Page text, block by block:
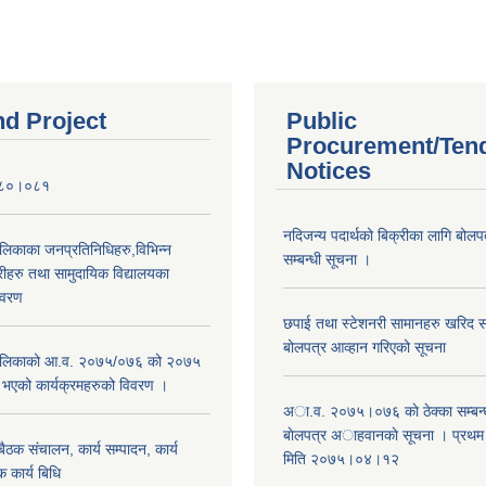
Project
जनप्रतिनिधिहरु,विभिन्न
तथा सामुदायिक विद्यालयका
आ.व. २०७५/०७६ को २०७५
भएको कार्यक्रमहरुको विवरण ।
संचालन, कार्य सम्पादन, कार्य
बिधि
Public
Procurement/
Notices
नदिजन्य पदार्थको बिक्रीका लागि
सम्बन्धी सूचना ।
छपाई तथा स्टेशनरी सामानहरु खरिद
बोलपत्र आव्हान गरिएको सूचना
अा.व. २०७५।०७६ काे ठेक्का
बाेलपत्र अाहवानकाे सूचना ।
मिति २०७५।०४।१२